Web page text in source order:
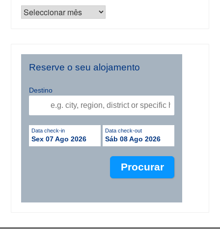
Reserve o seu alojamento
Destino
Data check-in
Sex 07 Ago 2026
Data check-out
Sáb 08 Ago 2026